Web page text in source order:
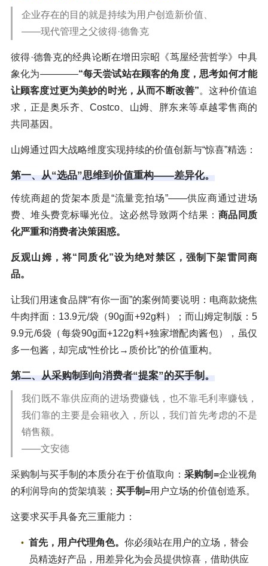
企业存在的目的就是持续为用户创造新价值、
——现代管理之父彼得·德鲁克
彼得·德鲁克的经典论断在增田宗昭《茑屋经营哲学》中具
象化为————“每天尝试站在顾客的角度，思考如何才能
让顾客度过更为美妙的时光，从而不断改善”。这种价值追
求，正是奥乐齐、Costco、山姆、胖东来等卓越零售商的
共同基因。
山姆通过四大战略维度实现持续的价值创新与“惊喜”精选：
第一、从“选品”思维到价值重构——差异化。
传统商超的货架本质是“流量竞拍场”——供应商通过进场
费、堆头费竞标曝光位。这必然导致两个结果： 商品同质
化严重和消费者决策困惑。
反观山姆，将“同质化”设为绝对禁区，强制下架雷同商
品。
让我们用速食品牌“有你一面”的案例简要说明：电商款烧焦
牛肉拌面：13.9元/袋（90g面+92g料）；而山姆定制版：5
9.9元/6袋（每袋90g面+122g料+独家增配肉酱包），虽仅
多一包酱，却完成“性价比→质价比”的价值重构。
第二、从采购制到向消费者“提案”的买手制。
我们既不靠供应商的进场费赚钱，也不靠毛利率赚钱，
我们靠的主要是会籍收入，所以，我们首先考虑的不是
销售额。
——文安德
采购制与买手制的本质分在于价值取向：采购制=企业视角
的利润导向的货架填装； 买手制=用户立场的价值创造系。
这要求买手具备充三重能力：
首先，用户代理角色。 你必须站在用户的立场，替会
员精选好产品，用差异化为会员提供惊喜，借助供应